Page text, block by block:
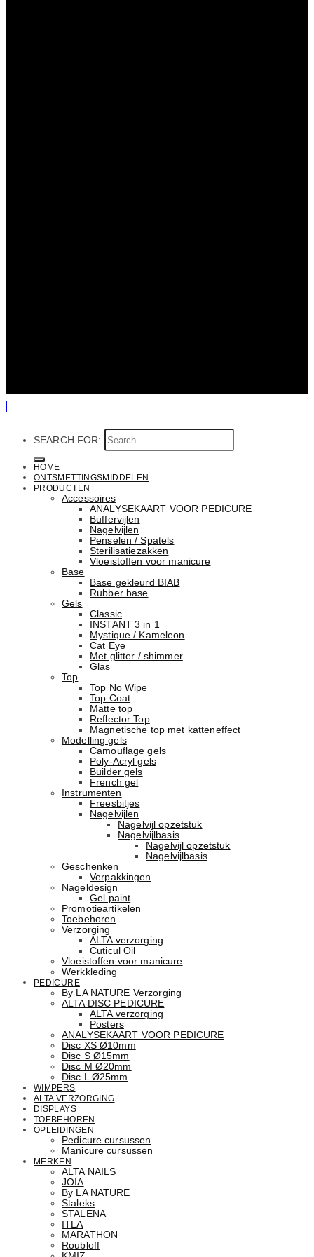
SEARCH FOR:
HOME
ONTSMETTINGSMIDDELEN
PRODUCTEN
Accessoires
ANALYSEKAART VOOR PEDICURE
Buffervijlen
Nagelvijlen
Penselen / Spatels
Sterilisatiezakken
Vloeistoffen voor manicure
Base
Basе gekleurd BIAB
Rubber basе
Gels
Classic
INSTANT 3 in 1
Mystique / Kameleon
Cat Eye
Met glitter / shimmer
Glas
Top
Top No Wipe
Top Coat
Matte top
Reflector Top
Magnetische top met katteneffect
Modelling gels
Camouflage gels
Poly-Acryl gels
Builder gels
French gel
Instrumenten
Freesbitjes
Nagelvijlen
Nagelvijl opzetstuk
Nagelvijlbasis
Nagelvijl opzetstuk
Nagelvijlbasis
Geschenken
Verpakkingen
Nageldesign
Gel paint
Promotieartikelen
Toebehoren
Verzorging
ALTA verzorging
Cuticul Oil
Vloeistoffen voor manicure
Werkkleding
PEDICURE
By LA NATURE Verzorging
ALTA DISC PEDICURE
ALTA verzorging
Posters
ANALYSEKAART VOOR PEDICURE
Disc XS Ø10mm
Disc S Ø15mm
Disc M Ø20mm
Disc L Ø25mm
WIMPERS
ALTA VERZORGING
DISPLAYS
TOEBEHOREN
OPLEIDINGEN
Pedicure cursussen
Manicure cursussen
MERKEN
ALTA NAILS
JOIA
By LA NATURE
Staleks
STALENA
ITLA
MARATHON
Roubloff